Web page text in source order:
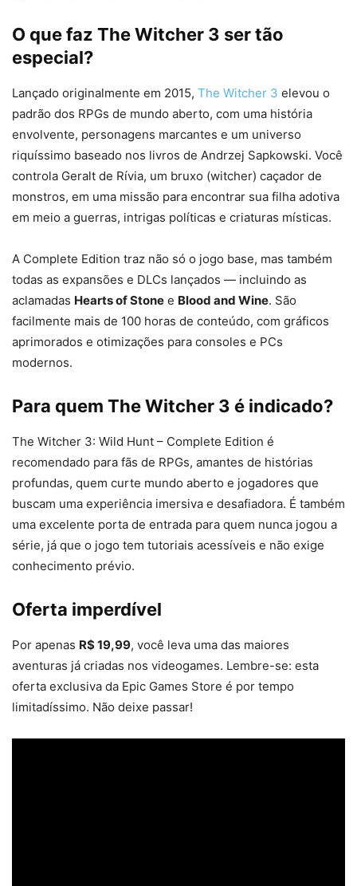
O que faz The Witcher 3 ser tão
especial?
Lançado originalmente em 2015, The Witcher 3 elevou o
padrão dos RPGs de mundo aberto, com uma história
envolvente, personagens marcantes e um universo
riquíssimo baseado nos livros de Andrzej Sapkowski. Você
controla Geralt de Rívia, um bruxo (witcher) caçador de
monstros, em uma missão para encontrar sua filha adotiva
em meio a guerras, intrigas políticas e criaturas místicas.
A Complete Edition traz não só o jogo base, mas também
todas as expansões e DLCs lançados — incluindo as
aclamadas Hearts of Stone e Blood and Wine. São
facilmente mais de 100 horas de conteúdo, com gráficos
aprimorados e otimizações para consoles e PCs
modernos.
Para quem The Witcher 3 é indicado?
The Witcher 3: Wild Hunt – Complete Edition é
recomendado para fãs de RPGs, amantes de histórias
profundas, quem curte mundo aberto e jogadores que
buscam uma experiência imersiva e desafiadora. É também
uma excelente porta de entrada para quem nunca jogou a
série, já que o jogo tem tutoriais acessíveis e não exige
conhecimento prévio.
Oferta imperdível
Por apenas R$ 19,99, você leva uma das maiores
aventuras já criadas nos videogames. Lembre-se: esta
oferta exclusiva da Epic Games Store é por tempo
limitadíssimo. Não deixe passar!